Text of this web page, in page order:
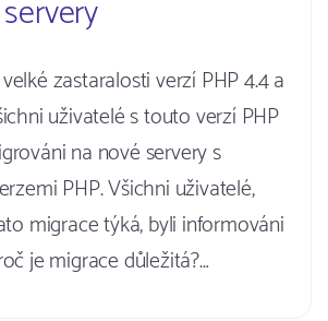
zastaralosti verzí PHP 4.4 a
uživatelé s touto verzí PHP
na nové servery s
PHP. Všichni uživatelé,
migrace týká, byli informováni
je migrace důležitá?…